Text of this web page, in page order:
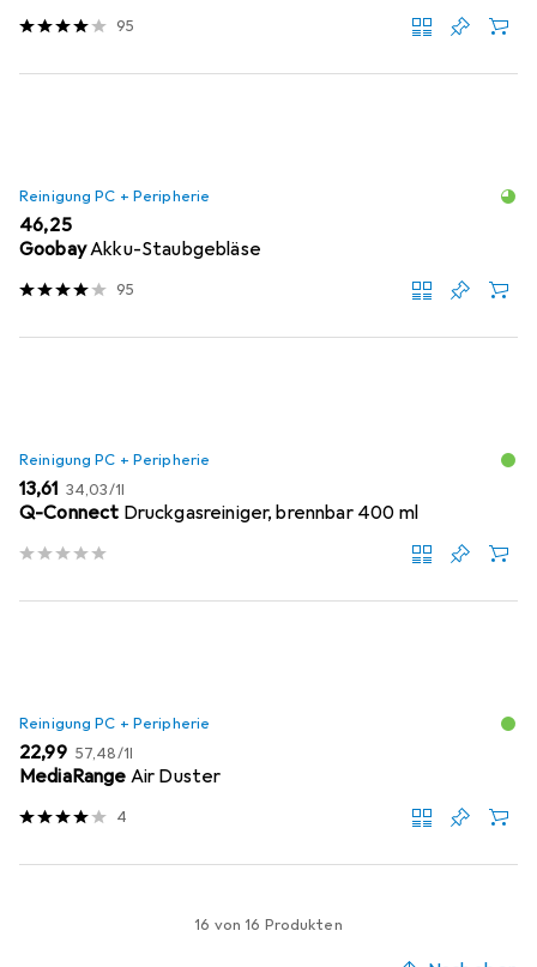
95
Reinigung PC + Peripherie
EUR
46,25
GoobayAkku-Staubgebläse
95
Reinigung PC + Peripherie
EUR
13,61 EUR
34,03/1l
Q-Connect Druckgasreiniger, brennbar 400 ml
Reinigung PC + Peripherie
EUR
22,99 EUR
57,48/1l
MediaRange Air Duster
4
16 von 16 Produkten